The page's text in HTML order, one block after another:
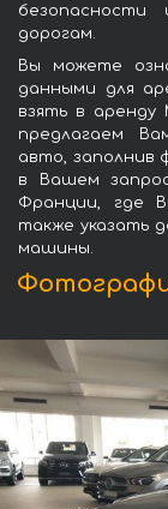
дорогам.
Вы можете
данными для
взять в аренду
предлагаем
авто, заполнив
в Вашем
Франции, где
также указать
машины.